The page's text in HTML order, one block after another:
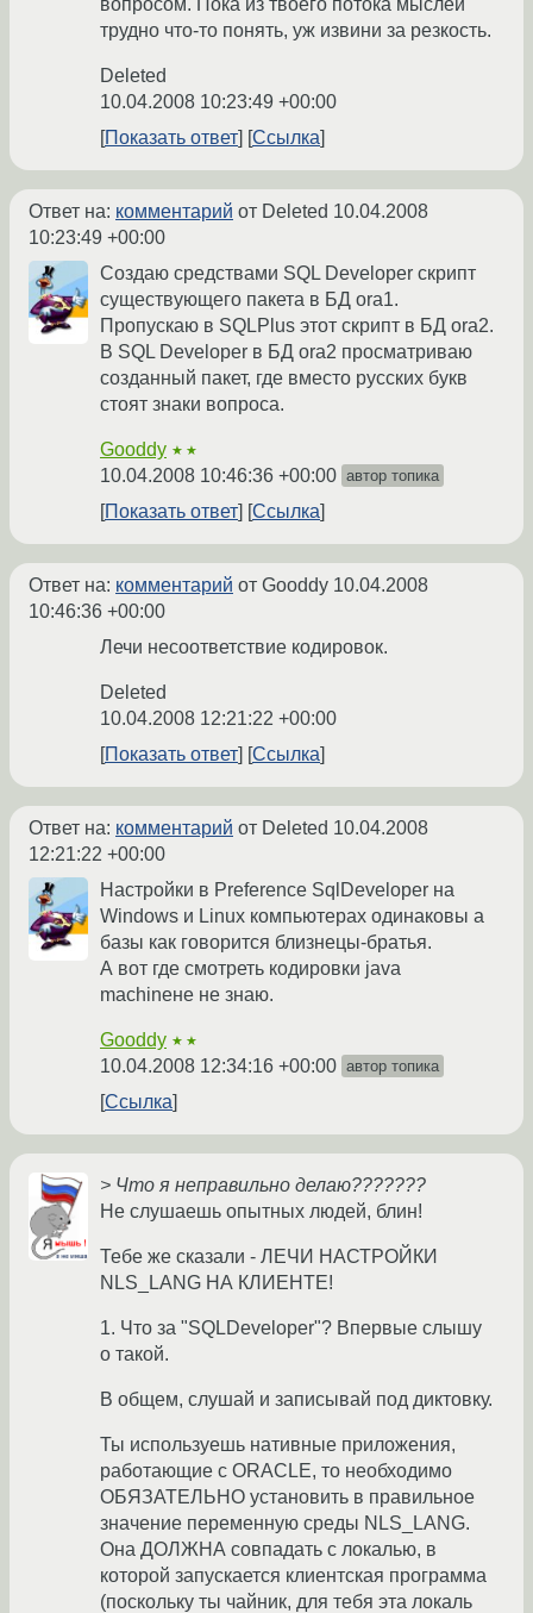
трудно что-то понять, уж извини за резкость.
Deleted
10.04.2008 10:23:49 +00:00
Показать ответ
Ссылка
Ответ на: комментарий от Deleted 10.04.2008
10:23:49 +00:00
Создаю средствами SQL Developer скрипт
существующего пакета в БД ora1.
Пропускаю в SQLPlus этот скрипт в БД ora2.
В SQL Developer в БД ora2 просматриваю
созданный пакет, где вместо русских букв
стоят знаки вопроса.
Gooddy ★★
10.04.2008 10:46:36 +00:00 автор топика
Показать ответ Ссылка
Ответ на: комментарий от Gooddy 10.04.2008
10:46:36 +00:00
Лечи несоответствие кодировок.
Deleted
10.04.2008 12:21:22 +00:00
Показать ответ
Ссылка
Ответ на: комментарий от Deleted 10.04.2008
12:21:22 +00:00
Настройки в Preference SqlDeveloper на
Windows и Linux компьютерах одинаковы а
базы как говорится близнецы-братья.
А вот где смотреть кодировки java
machineне не знаю.
Gooddy ★★
10.04.2008 12:34:16 +00:00 автор топика
Ссылка
> Что я неправильно делаю???????
Не слушаешь опытных людей, блин!
Тебе же сказали - ЛЕЧИ НАСТРОЙКИ
NLS_LANG НА КЛИЕНТЕ!
1. Что за "SQLDeveloper"? Впервые слышу
о такой.
В общем, слушай и записывай под диктовку.
Ты используешь нативные приложения,
работающие с ORACLE, то необходимо
ОБЯЗАТЕЛЬНО установить в правильное
значение переменную среды NLS_LANG.
Она ДОЛЖНА совпадать с локалью, в
которой запускается клиентская программа
(поскольку ты чайник, для тебя эта локаль